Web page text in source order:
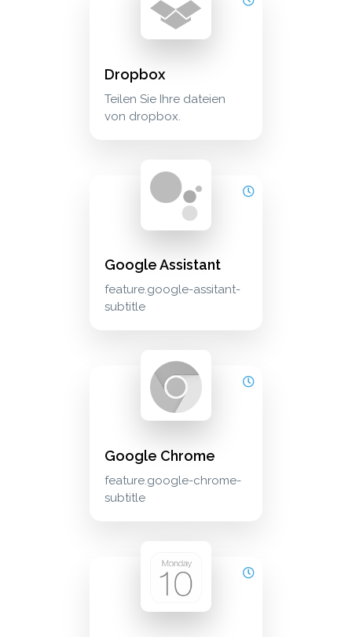
Dropbox
Teilen Sie Ihre dateien
von dropbox.
google assistant feature.google-assitant-
productivity
Google Assistant
feature.google-assitant-
subtitle
google chrome feature.google-chrome-
productivity
Google Chrome
feature.google-chrome-
subtitle
icalendar zeigen sie die aufgaben von